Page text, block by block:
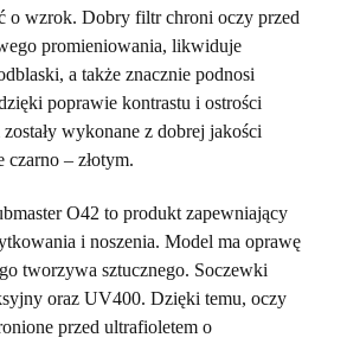
o wzrok. Dobry filtr chroni oczy przed
promieniowania, likwiduje
a także znacznie podnosi
poprawie kontrastu i ostrości
wykonane z dobrej jakości
czarno – złotym.
O42 to produkt zapewniający
i noszenia. Model ma oprawę
tworzywa sztucznego. Soczewki
oraz UV400. Dzięki temu, oczy
przed ultrafioletem o